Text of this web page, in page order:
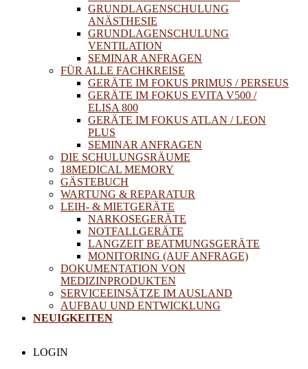
GRUNDLAGENSCHULUNG
ANÄSTHESIE
GRUNDLAGENSCHULUNG
VENTILATION
SEMINAR ANFRAGEN
FÜR ALLE FACHKREISE
GERÄTE IM FOKUS PRIMUS / PERSEUS
GERÄTE IM FOKUS EVITA V500 /
ELISA 800
GERÄTE IM FOKUS ATLAN / LEON
PLUS
SEMINAR ANFRAGEN
DIE SCHULUNGSRÄUME
18MEDICAL MEMORY
GÄSTEBUCH
WARTUNG & REPARATUR
LEIH- & MIETGERÄTE
NARKOSEGERÄTE
NOTFALLGERÄTE
LANGZEIT BEATMUNGSGERÄTE
MONITORING (AUF ANFRAGE)
DOKUMENTATION VON
MEDIZINPRODUKTEN
SERVICEEINSÄTZE IM AUSLAND
AUFBAU UND ENTWICKLUNG
NEUIGKEITEN
LOGIN